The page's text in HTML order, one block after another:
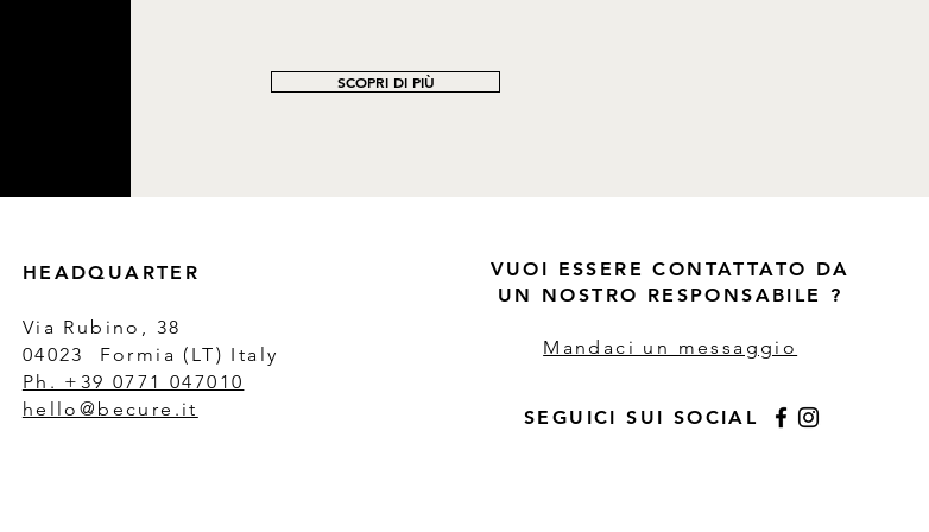
SCOPRI DI PIÙ
HEADQUARTER
Via Rubino, 38
04023 Formia (LT) Italy
Ph. +39 0771 047010
hello@becure.it
VUOI ESSERE CONTATTATO DA
UN NOSTRO RESPONSABILE ?
Mandaci un messaggio
SEGUICI SUI SOCIAL